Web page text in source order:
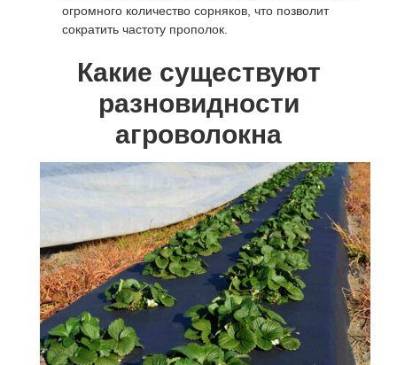
огромного количество сорняков, что позволит
сократить частоту прополок.
Какие существуют
разновидности
агроволокна